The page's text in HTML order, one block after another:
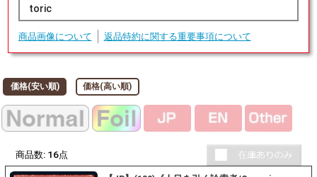
toric
商品画像について 返品特約に関する重要事項について
価格(安い順) 価格(高い順)
商品数: 16点